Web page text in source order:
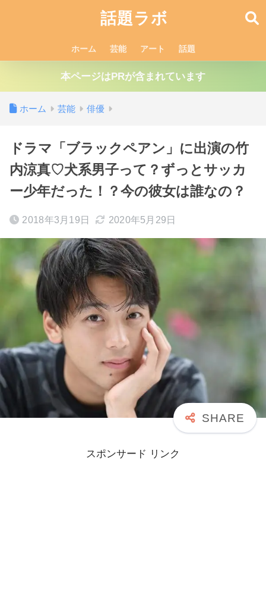
話題ラボ
ホーム 芸能 アート 話題
本ページはPRが含まれています
ホーム 芸能 俳優
ドラマ「ブラックペアン」に出演の竹
内涼真♡犬系男子って？ずっとサッカ
ー少年だった！？今の彼女は誰なの？
2018年3月19日 2020年5月29日
スポンサード リンク